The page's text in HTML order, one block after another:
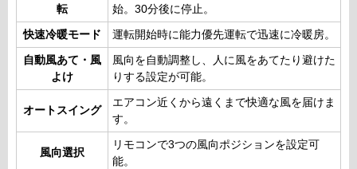
転
始。30分後に停止。
快速冷暖モード 運転開始時に能力優先運転で迅速に冷暖房。
自動風あて・風
よけ
風向を自動調整し、人に風をあてたり避けた
りする設定が可能。
オートスイング
エアコン近くから遠くまで快適な風を届けま
す。
風向選択
リモコンで3つの風向ポジションを設定可
能。